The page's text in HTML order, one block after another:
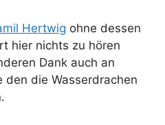
Hertwig ohne dessen
hier nichts zu hören
Dank auch an
den die Wasserdrachen